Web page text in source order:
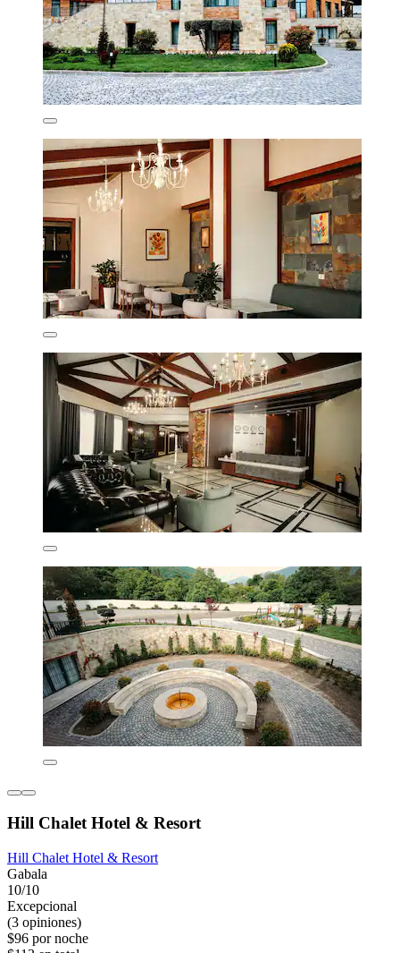
Hill Chalet Hotel & Resort
Hill Chalet Hotel & Resort
Gabala
10/10
Excepcional
(3 opiniones)
$96 por noche